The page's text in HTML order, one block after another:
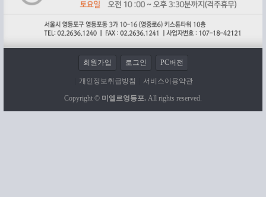
회원가입 로그인 PC버전
개인정보취급방침 서비스이용약관
Copyright © 미엘르영등포. All rights reserved.